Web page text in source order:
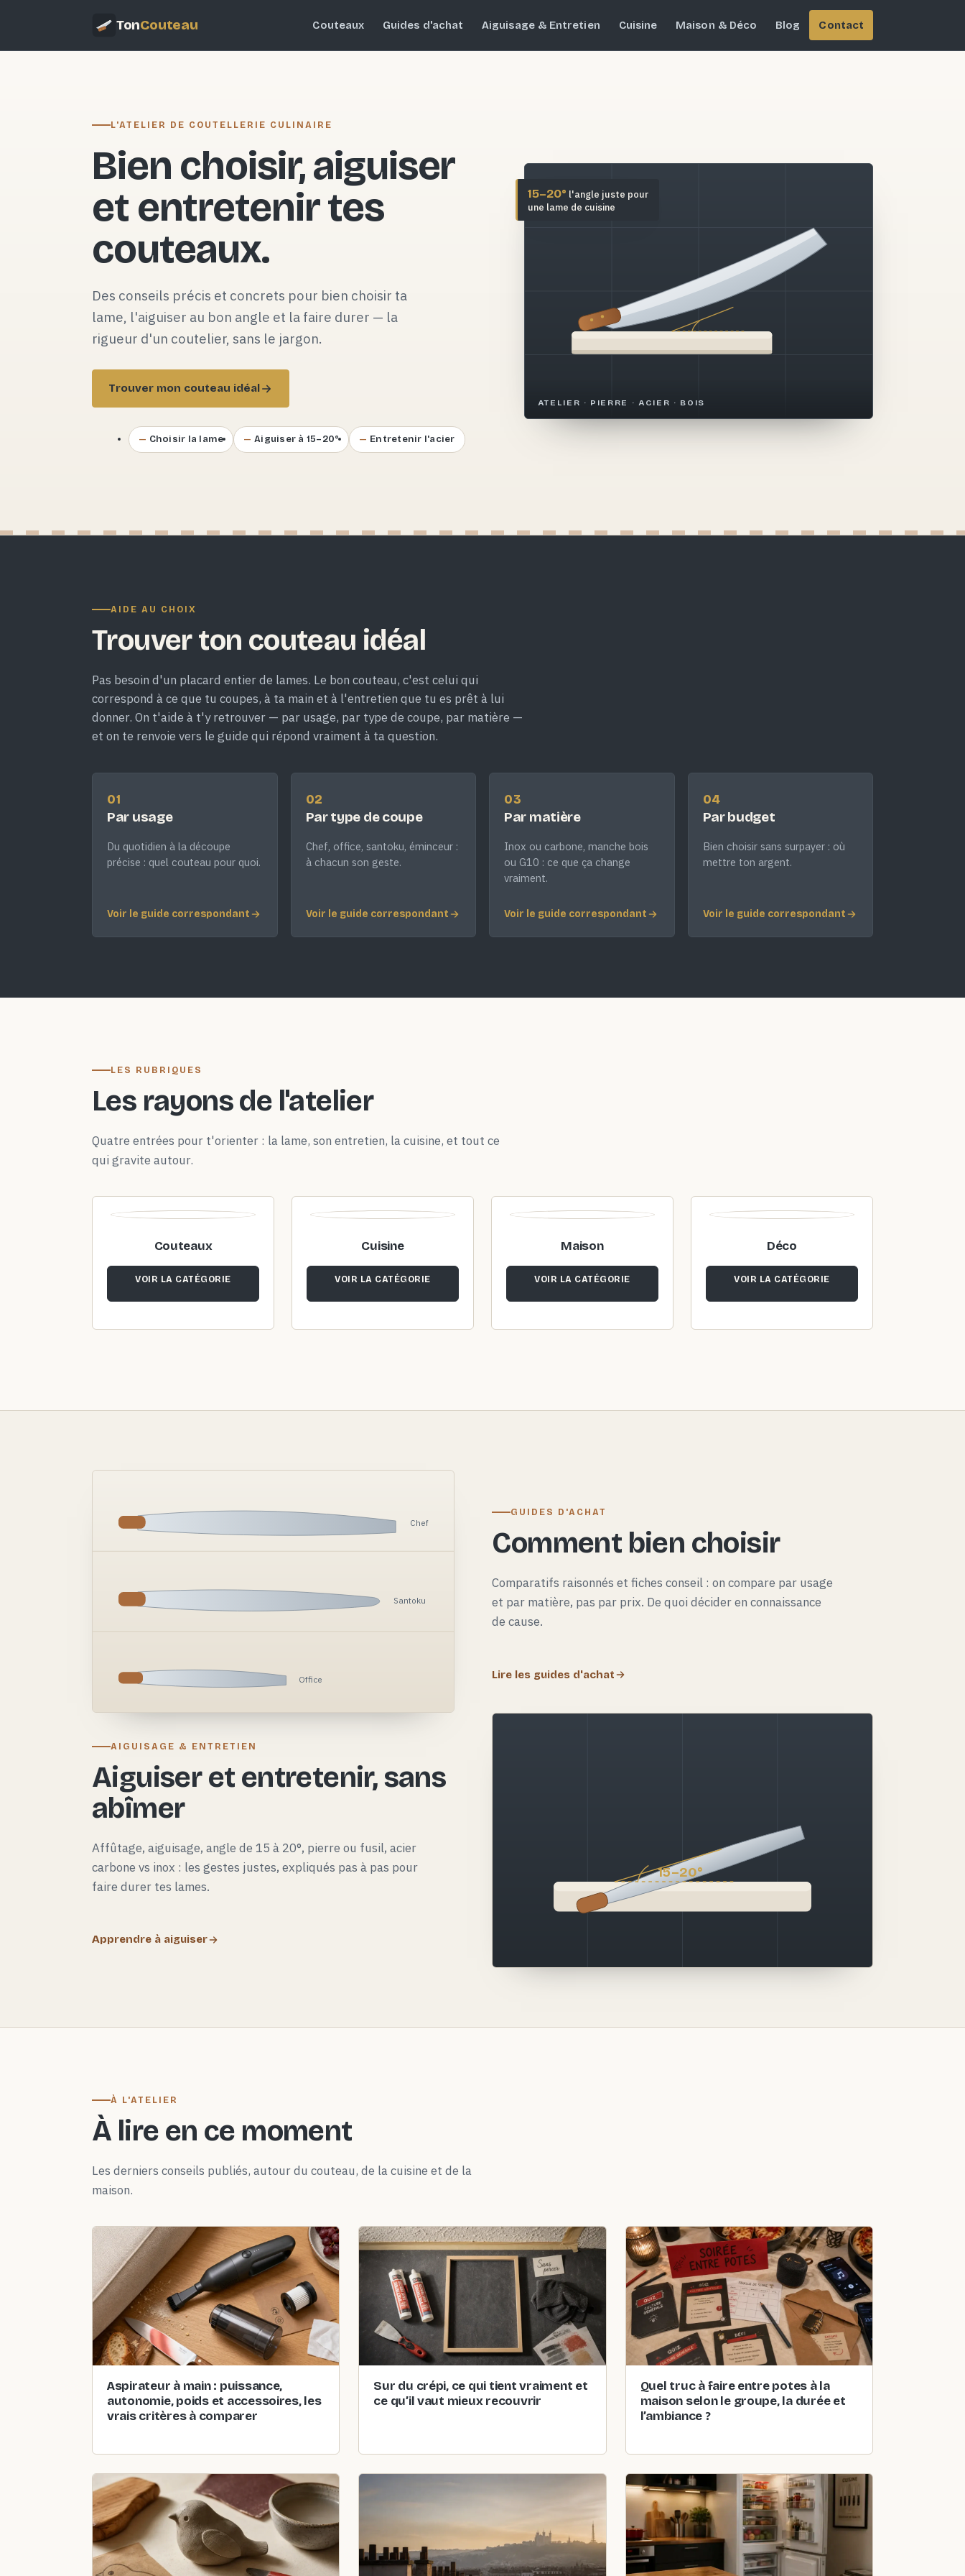
TonCouteau Couteaux Guides d'achat Aiguisage & Entretien Cuisine Maison & Déco Blog Contact
L'ATELIER DE COUTELLERIE CULINAIRE
Bien choisir, aiguiser
et entretenir tes
couteaux.
Des conseils précis et concrets pour bien choisir ta
lame, l'aiguiser au bon angle et la faire durer — la
rigueur d'un coutelier, sans le jargon.
Trouver mon couteau idéal
Choisir la lame Aiguiser à 15–20° Entretenir l'acier
ATELIER · PIERRE · ACIER · BOIS
15–20° l'angle juste pour
une lame de cuisine
AIDE AU CHOIX
Trouver ton couteau idéal
Pas besoin d'un placard entier de lames. Le bon couteau, c'est celui qui
correspond à ce que tu coupes, à ta main et à l'entretien que tu es prêt à lui
donner. On t'aide à t'y retrouver — par usage, par type de coupe, par matière —
et on te renvoie vers le guide qui répond vraiment à ta question.
01
Par usage
Du quotidien à la découpe
précise : quel couteau pour quoi.
Voir le guide correspondant
02
Par type de coupe
Chef, office, santoku, éminceur :
à chacun son geste.
Voir le guide correspondant
03
Par matière
Inox ou carbone, manche bois
ou G10 : ce que ça change
vraiment.
Voir le guide correspondant
04
Par budget
Bien choisir sans surpayer : où
mettre ton argent.
Voir le guide correspondant
LES RUBRIQUES
Les rayons de l'atelier
Quatre entrées pour t'orienter : la lame, son entretien, la cuisine, et tout ce
qui gravite autour.
Couteaux
VOIR LA CATÉGORIE
Cuisine
VOIR LA CATÉGORIE
Maison
VOIR LA CATÉGORIE
Déco
VOIR LA CATÉGORIE
Chef
Santoku
Office
GUIDES D'ACHAT
Comment bien choisir
Comparatifs raisonnés et fiches conseil : on compare par usage
et par matière, pas par prix. De quoi décider en connaissance
de cause.
Lire les guides d'achat
15–20°
AIGUISAGE & ENTRETIEN
Aiguiser et entretenir, sans
abîmer
Affûtage, aiguisage, angle de 15 à 20°, pierre ou fusil, acier
carbone vs inox : les gestes justes, expliqués pas à pas pour
faire durer tes lames.
Apprendre à aiguiser
À L'ATELIER
À lire en ce moment
Les derniers conseils publiés, autour du couteau, de la cuisine et de la
maison.
Aspirateur à main : puissance,
autonomie, poids et accessoires, les
vrais critères à comparer
Sur du crépi, ce qui tient vraiment et
ce qu’il vaut mieux recouvrir
Quel truc à faire entre potes à la
maison selon le groupe, la durée et
l’ambiance ?